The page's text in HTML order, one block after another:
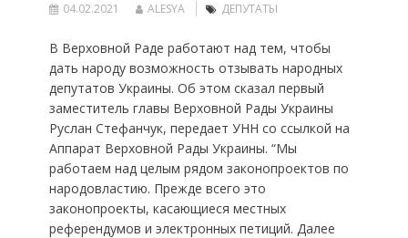
04.02.2021 ALESYA ДЕПУТАТЫ
В Верховной Раде работают над тем, чтобы
дать народу возможность отзывать народных
депутатов Украины. Об этом сказал первый
заместитель главы Верховной Рады Украины
Руслан Стефанчук, передает УНН со ссылкой на
Аппарат Верховной Рады Украины. “Мы
работаем над целым рядом законопроектов по
народовластию. Прежде всего это
законопроекты, касающиеся местных
референдумов и электронных петиций. Далее